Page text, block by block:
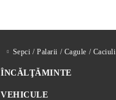
Sepci / Palarii / Cagule / Caciuli
ÎNCĂLŢĂMINTE
VEHICULE